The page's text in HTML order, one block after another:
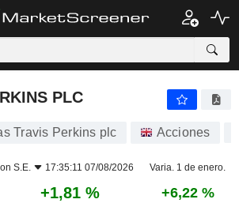
PLC
PLC
Travis Perkins plc Acciones
S.E. 17:35:11 07/08/2026 Varia. 1 de enero.
+1,81 % +6,22 %